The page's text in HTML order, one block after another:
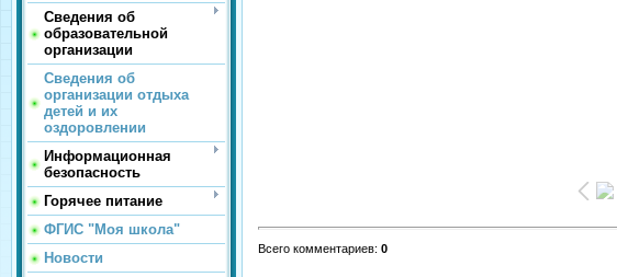
Сведения об
образовательной
организации
Сведения об
организации отдыха
детей и их
оздоровлении
Информационная
безопасность
Горячее питание
ФГИС "Моя школа"
Новости
Всего комментариев: 0